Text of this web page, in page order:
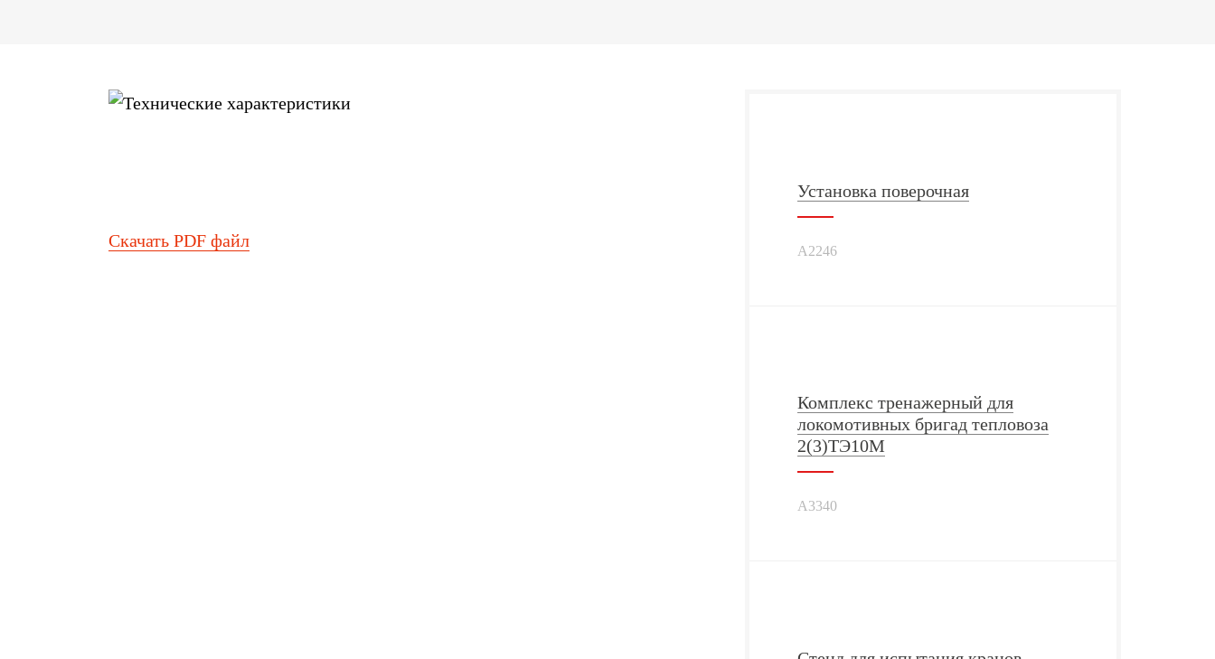
Скачать PDF файл
Установка поверочная
А2246
Комплекс тренажерный для
локомотивных бригад тепловоза
2(3)ТЭ10М
А3340